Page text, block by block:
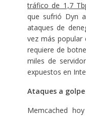
tráfico de 1,7
que sufrió Dyn
ataques de
vez más popular
requiere de
miles de
expuestos en
Ataques a
Memcached